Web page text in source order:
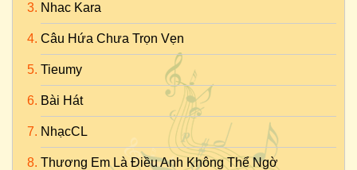
Nhac Kara
Câu Hứa Chưa Trọn Vẹn
Tieumy
Bài Hát
NhạcCL
Thương Em Là Điều Anh Không Thể Ngờ